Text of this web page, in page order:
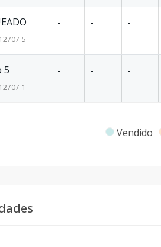
-5
- - -
5
-1
- - -
Vendido